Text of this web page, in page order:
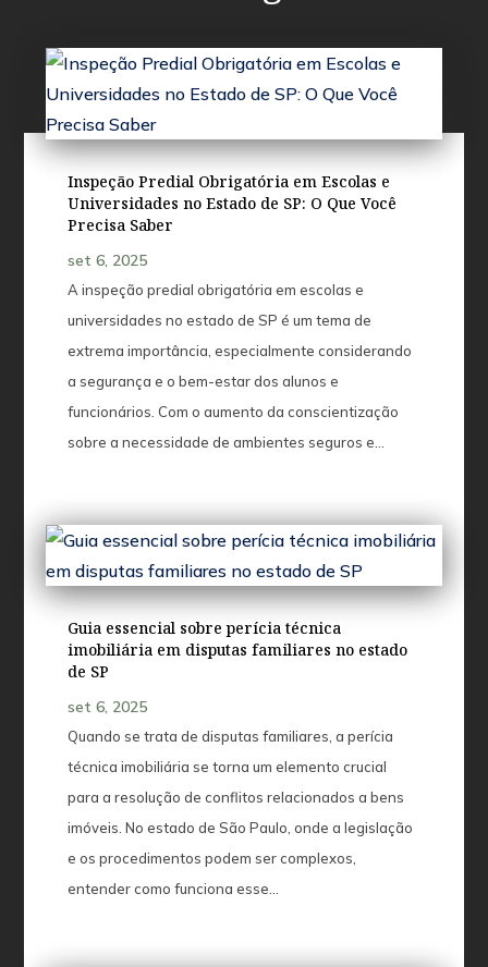
Inspeção Predial Obrigatória em Escolas e
Universidades no Estado de SP: O Que Você
Precisa Saber
set 6, 2025
A inspeção predial obrigatória em escolas e
universidades no estado de SP é um tema de
extrema importância, especialmente considerando
a segurança e o bem-estar dos alunos e
funcionários. Com o aumento da conscientização
sobre a necessidade de ambientes seguros e...
Guia essencial sobre perícia técnica
imobiliária em disputas familiares no estado
de SP
set 6, 2025
Quando se trata de disputas familiares, a perícia
técnica imobiliária se torna um elemento crucial
para a resolução de conflitos relacionados a bens
imóveis. No estado de São Paulo, onde a legislação
e os procedimentos podem ser complexos,
entender como funciona esse...